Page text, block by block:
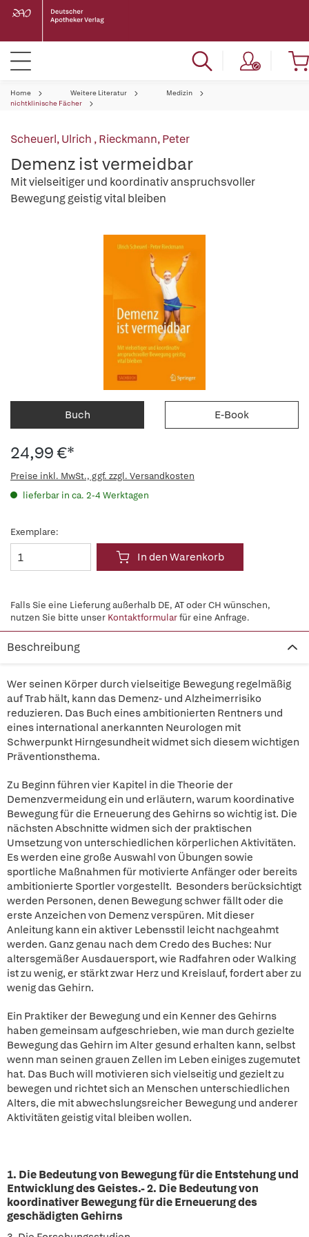
Home Weitere Literatur
Medizin
nichtklinische Fächer
Scheuerl, Ulrich ,Rieckmann, Peter
Demenz ist vermeidbar
Mit vielseitiger und koordinativ anspruchsvoller
Bewegung geistig vital bleiben
Buch E-Book
24,99 €*
Preise inkl. MwSt., ggf. zzgl. Versandkosten
lieferbar in ca. 2-4 Werktagen
Exemplare:
In den Warenkorb
Falls Sie eine Lieferung außerhalb DE, AT oder CH wünschen,
nutzen Sie bitte unser Kontaktformularfür eine Anfrage.
Beschreibung
Wer seinen Körper durch vielseitige Bewegung regelmäßig
auf Trab hält, kann das Demenz- und Alzheimerrisiko
reduzieren. Das Buch eines ambitionierten Rentners und
eines international anerkannten Neurologen mit
Schwerpunkt Hirngesundheit widmet sich diesem wichtigen
Präventionsthema.
Zu Beginn führen vier Kapitel in die Theorie der
Demenzvermeidung ein und erläutern, warum koordinative
Bewegung für die Erneuerung des Gehirns so wichtig ist. Die
nächsten Abschnitte widmen sich der praktischen
Umsetzung von unterschiedlichen körperlichen Aktivitäten.
Es werden eine große Auswahl von Übungen sowie
sportliche Maßnahmen für motivierte Anfänger oder bereits
ambitionierte Sportler vorgestellt. Besonders berücksichtigt
werden Personen, denen Bewegung schwer fällt oder die
erste Anzeichen von Demenz verspüren. Mit dieser
Anleitung kann ein aktiver Lebensstil leicht nachgeahmt
werden. Ganz genau nach dem Credo des Buches: Nur
altersgemäßer Ausdauersport, wie Radfahren oder Walking
ist zu wenig, er stärkt zwar Herz und Kreislauf, fordert aber zu
wenig das Gehirn.
Ein Praktiker der Bewegung und ein Kenner des Gehirns
haben gemeinsam aufgeschrieben, wie man durch gezielte
Bewegung das Gehirn im Alter gesund erhalten kann, selbst
wenn man seinen grauen Zellen im Leben einiges zugemutet
hat. Das Buch will motivieren sich vielseitig und gezielt zu
bewegen und richtet sich an Menschen unterschiedlichen
Alters, die mit abwechslungsreicher Bewegung und anderer
Aktivitäten geistig vital bleiben wollen.
1. Die Bedeutung von Bewegung für die Entstehung und
Entwicklung des Geistes.- 2. Die Bedeutung von
koordinativer Bewegung für die Erneuerung des
geschädigten Gehirns